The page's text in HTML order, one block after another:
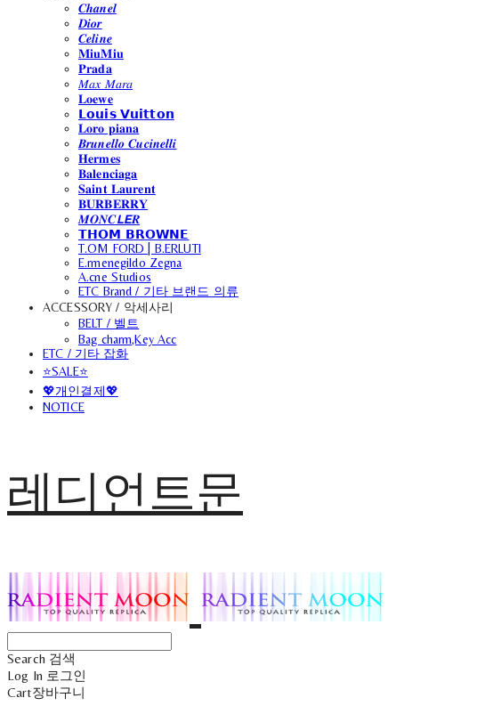
𝑪𝒉𝒂𝒏𝒆𝒍
𝑫𝒊𝒐𝒓
𝑪𝒆𝒍𝒊𝒏𝒆
𝐌𝐢𝐮𝐌𝐢𝐮
𝐏𝐫𝐚𝐝𝐚
𝑀𝑎𝑥 𝑀𝑎𝑟𝑎
𝐋𝐨𝐞𝐰𝐞
𝗟𝗼𝘂𝗶𝘀 𝗩𝘂𝗶𝘁𝘁𝗼𝗻
𝐋𝐨𝐫𝐨 𝐩𝐢𝐚𝐧𝐚
𝑩𝒓𝒖𝒏𝒆𝒍𝒍𝒐 𝑪𝒖𝒄𝒊𝒏𝒆𝒍𝒍𝒊
𝐇𝐞𝐫𝐦𝐞𝐬
𝐁𝐚𝐥𝐞𝐧𝐜𝐢𝐚𝐠𝐚
𝐒𝐚𝐢𝐧𝐭 𝐋𝐚𝐮𝐫𝐞𝐧𝐭
𝐁𝐔𝐑𝐁𝐄𝐑𝐑𝐘
𝑴𝑶𝑵𝑪𝙇𝙀𝑹
𝗧𝗛𝗢𝗠 𝗕𝗥𝗢𝗪𝗡𝗘
T.OM FORD | B.ERLUTI
E.rmenegildo Zegna
A.cne Studios
ETC Brand / 기타 브랜드 의류
ACCESSORY / 악세사리
BELT / 벨트
Bag charm,Key Acc
ETC / 기타 잡화
⭐SALE⭐
💖개인결제💖
NOTICE
레디언트문
Search 검색
Log In 로그인
Cart장바구니